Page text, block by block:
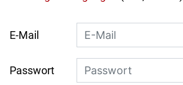
E-Mail
Passwort